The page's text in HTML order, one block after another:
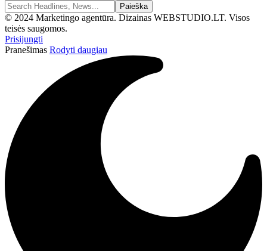
© 2024 Marketingo agentūra. Dizainas WEBSTUDIO.LT. Visos
teisės saugomos.
Prisijungti
Pranešimas Rodyti daugiau